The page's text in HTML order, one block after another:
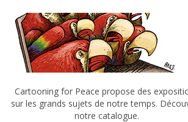
Cartooning for Peace propose des
sur les grands sujets de notre temps.
notre catalogue.